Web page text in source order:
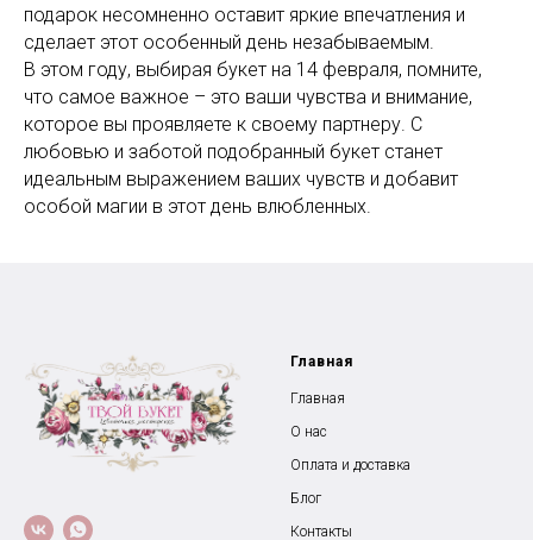
подарок несомненно оставит яркие впечатления и
сделает этот особенный день незабываемым.
В этом году, выбирая букет на 14 февраля, помните,
что самое важное – это ваши чувства и внимание,
которое вы проявляете к своему партнеру. С
любовью и заботой подобранный букет станет
идеальным выражением ваших чувств и добавит
особой магии в этот день влюбленных.
Главная
Главная
О нас
Оплата и доставка
Блог
Контакты